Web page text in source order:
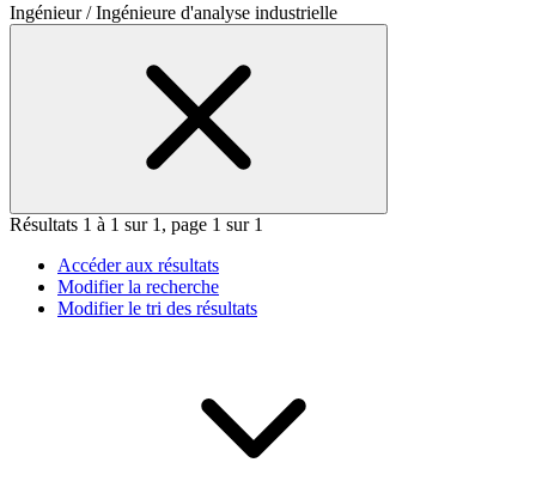
Ingénieur / Ingénieure d'analyse industrielle
Résultats 1 à 1 sur 1, page 1 sur 1
Accéder aux résultats
Modifier la recherche
Modifier le tri des résultats